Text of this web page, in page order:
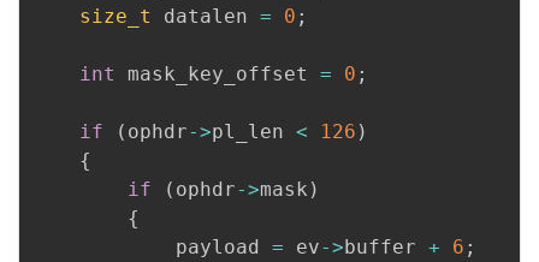
size_t
datalen = 0 ;
int mask_key_offset = 0 ;
if ( ophdr->pl_len < 126 )
{
if
( ophdr->mask )
{
			payload
= ev->buffer + 6 ;